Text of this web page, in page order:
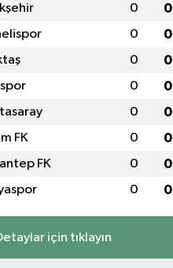
0 0
0 0
0 0
0 0
0 0
FK 0 0
FK 0 0
0 0
için tıklayın